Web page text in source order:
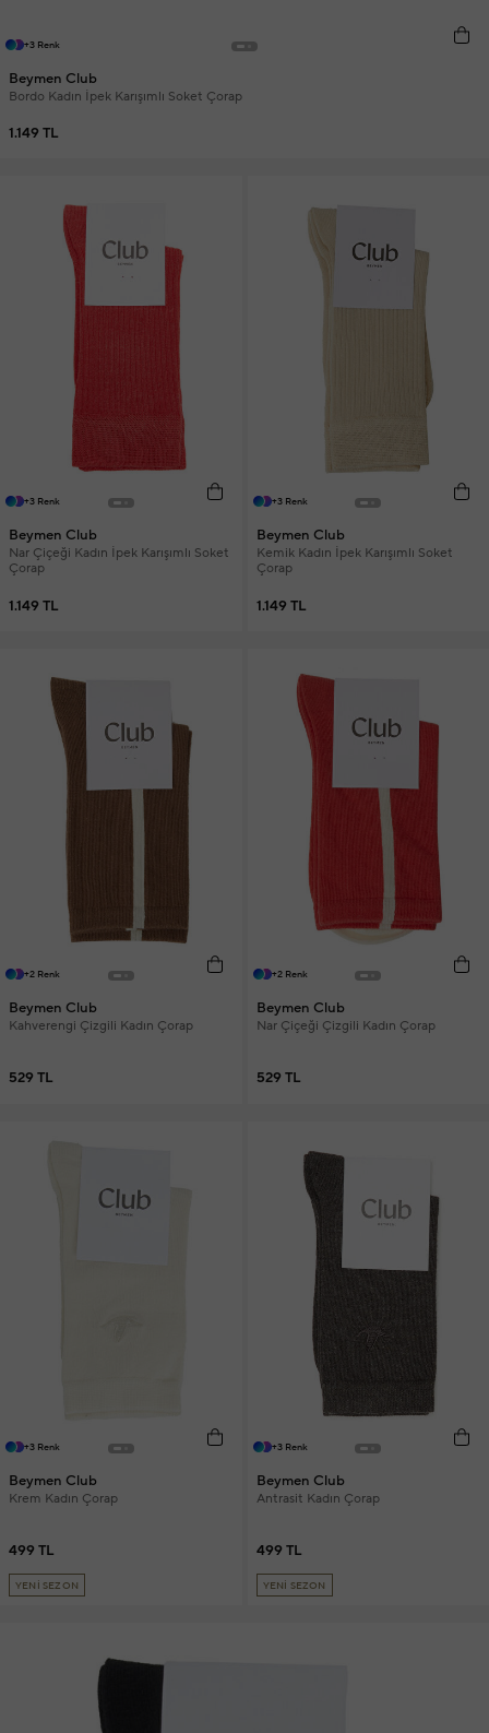
+3 Renk
Beymen Club
Bordo Kadın İpek Karışımlı Soket Çorap
1.149 TL
+3 Renk
Beymen Club
Nar Çiçeği Kadın İpek Karışımlı Soket
Çorap
1.149 TL
+3 Renk
Beymen Club
Kemik Kadın İpek Karışımlı Soket
Çorap
1.149 TL
+2 Renk
Beymen Club
Kahverengi Çizgili Kadın Çorap
529 TL
+2 Renk
Beymen Club
Nar Çiçeği Çizgili Kadın Çorap
529 TL
+3 Renk
Beymen Club
Krem Kadın Çorap
499 TL
YENİ SEZON
+3 Renk
Beymen Club
Antrasit Kadın Çorap
499 TL
YENİ SEZON